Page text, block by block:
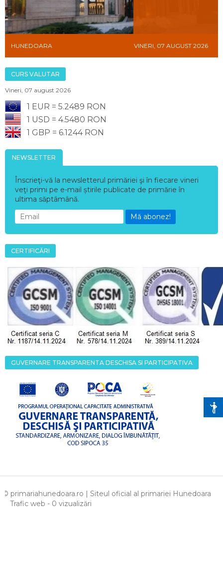
HUNEDOARA VINERI, 07 AUGUST 2026
CURS VALUTAR
Vineri, 07 august 2026
1 EUR = 5.2489 RON
1 USD = 4.5480 RON
1 GBP = 6.1244 RON
NEWSLETTER
Înscrieţi-vă la newsletterul primăriei şi în fiecare vineri
veţi primi pe e-mail știrile publicate de primărie în
ultima săptâmână.
Mă abonez!
CERTIFICĂRI
GUVERNARE TRANSPARENTA DESCHISA SI PARTICIPATIVA
© primariahunedoara.ro | Siteul oficial al primariei Hunedoara
Trafic web - 0 vizualizări